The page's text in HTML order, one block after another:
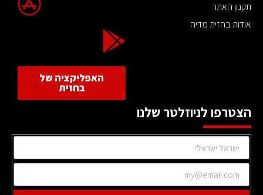
תקנון האתר
אודות בחזית מדיה
האפליקציה של
בחזית
הצטרפו לניוזלטר שלנו